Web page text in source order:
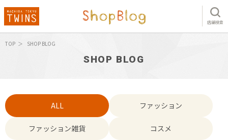
店舗検索
TOP SHOP BLOG
SHOP BLOG
ALL ファッション
ファッション雑貨 コスメ